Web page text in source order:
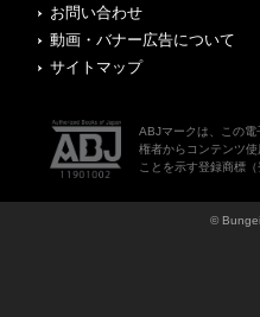
お問い合わせ
動画・バナー広告について
サイトマップ
ABJマークは、この
権者からコンテンツ
ことを示す登録商標
©